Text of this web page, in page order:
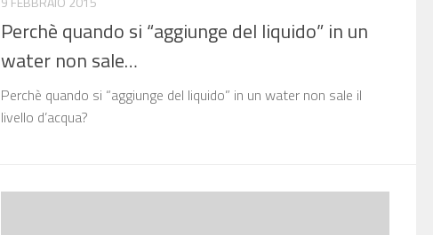
Perchè quando si “aggiunge del liquido” in un
water non sale…
Perchè quando si “aggiunge del liquido” in un water non sale il
livello d’acqua?